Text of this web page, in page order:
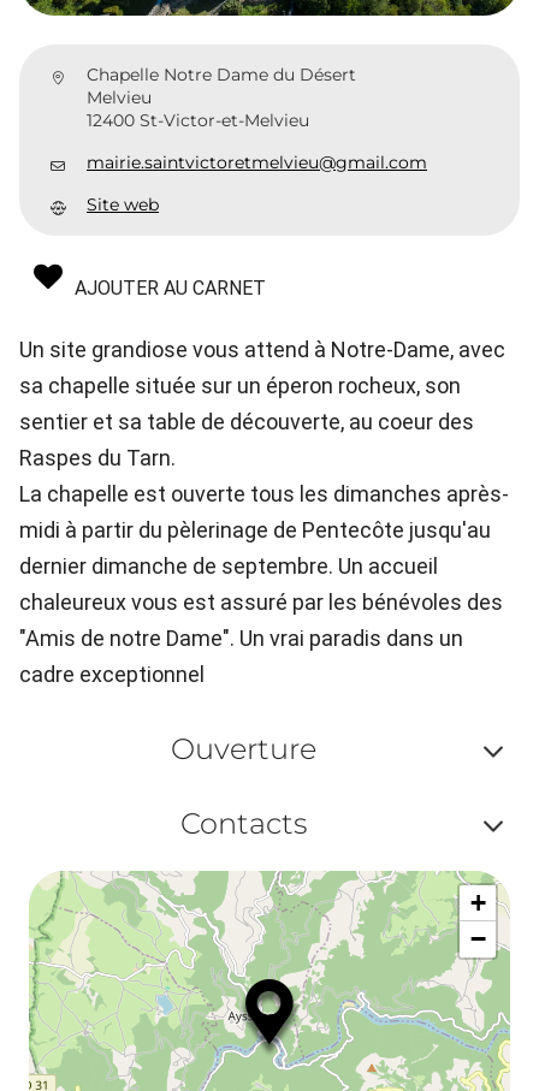
Chapelle Notre Dame du Désert
Melvieu
12400 St-Victor-et-Melvieu
mairie.saintvictoretmelvieu@gmail.com
Site web
AJOUTER AU CARNET
Un site grandiose vous attend à Notre-Dame, avec
sa chapelle située sur un éperon rocheux, son
sentier et sa table de découverte, au coeur des
Raspes du Tarn.
La chapelle est ouverte tous les dimanches après-
midi à partir du pèlerinage de Pentecôte jusqu'au
dernier dimanche de septembre. Un accueil
chaleureux vous est assuré par les bénévoles des
"Amis de notre Dame". Un vrai paradis dans un
cadre exceptionnel
Ouverture
ou
et
Contacts
ou
+
−